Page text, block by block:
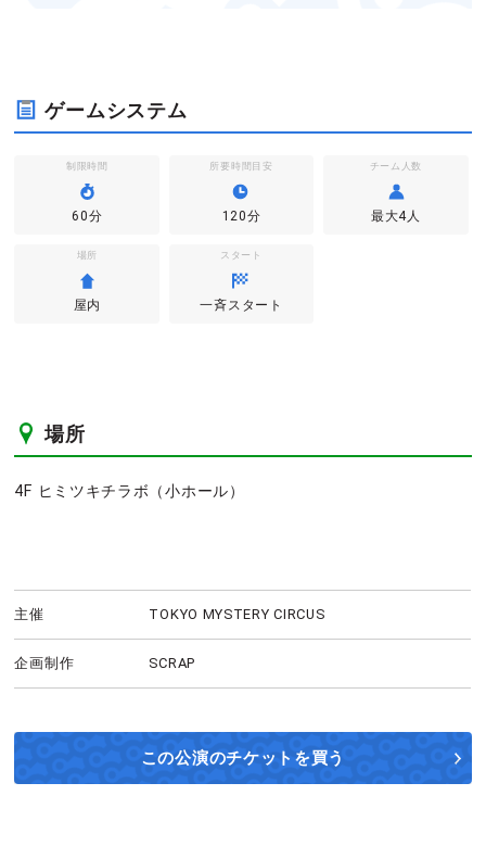
ゲームシステム
制限時間
60分
所要時間目安
120分
チーム人数
最大4人
場所
屋内
スタート
一斉スタート
場所
4F ヒミツキチラボ（小ホール）
主催 TOKYO MYSTERY CIRCUS
企画制作 SCRAP
この公演のチケットを買う